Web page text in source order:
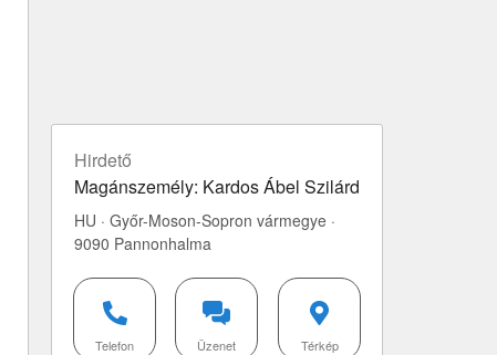
Hirdető
Magánszemély: Kardos Ábel Szilárd
HU · Győr-Moson-Sopron vármegye ·
9090 Pannonhalma
Telefon Üzenet Térkép